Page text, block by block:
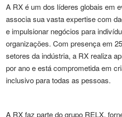
A RX é um dos líderes globais em
associa sua vasta expertise com
e impulsionar negócios para
organizações. Com presença em
setores da indústria, a RX realiza
por ano e está comprometida em
inclusivo para todas as pessoas.
A RX faz parte do grupo RELX,